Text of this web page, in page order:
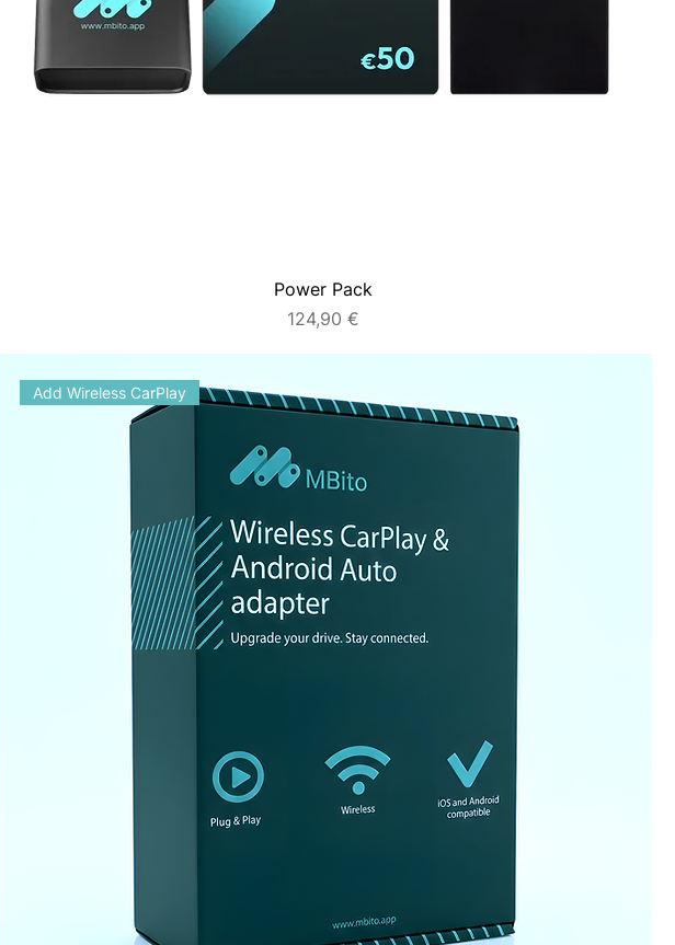
Power Pack
Prezzo
124,90 €
Add Wireless CarPlay